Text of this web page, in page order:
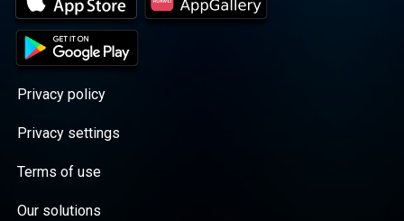
Privacy policy
Privacy settings
Terms of use
Our solutions